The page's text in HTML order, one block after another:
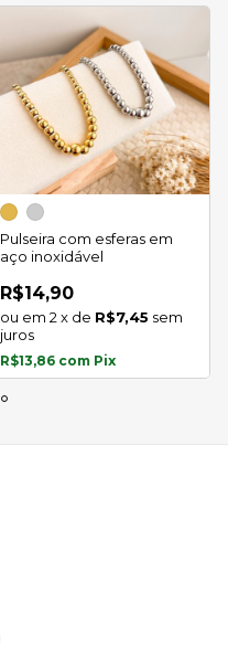
Pulseira com esferas em
aço inoxidável
R$14,90
2 x de R$7,45 sem
juros
R$13,86 com Pix